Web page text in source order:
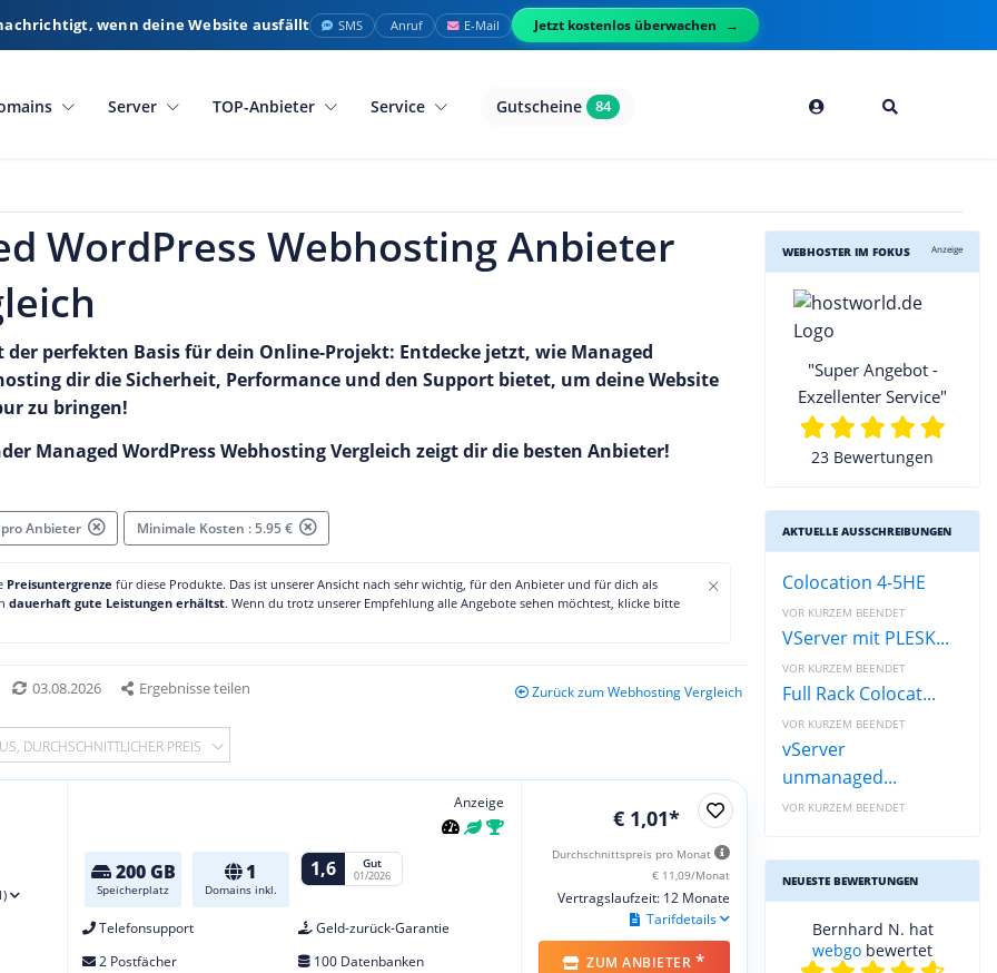
wenn deine Website ausfällt SMS Anruf E-Mail Jetzt kostenlos überwachen
Server TOP-Anbieter Service Gutscheine 84
WordPress Webhosting Anbieter
perfekten Basis für dein Online-Projekt: Entdecke jetzt, wie Managed
dir die Sicherheit, Performance und den Support bietet, um deine Website
zu bringen!
Managed WordPress Webhosting Vergleich zeigt dir die besten Anbieter!
Anbieter Minimale Kosten : 5.95 €
×
Preisuntergrenze für diese Produkte. Das ist unserer Ansicht nach sehr wichtig, für den Anbieter und für dich als
dauerhaft gute Leistungen erhältst. Wenn du trotz unserer Empfehlung alle Angebote sehen möchtest, klicke bitte
03.08.2026 Ergebnisse teilen Zurück zum Webhosting Vergleich
DURCHSCHNITTLICHER PREIS
Anzeige
200 GB
Speicherplatz
1
Domains inkl.
1,6 Gut
01/2026
Telefonsupport
Geld-zurück-Garantie
2 Postfächer
100 Datenbanken
€ 1,01*
Durchschnittspreis pro Monat
€ 11,09/Monat
Vertragslaufzeit: 12 Monate
Tarifdetails
ZUM ANBIETER *
WEBHOSTER IM FOKUS Anzeige
"Super Angebot -
Exzellenter Service"
23 Bewertungen
AKTUELLE AUSSCHREIBUNGEN
Colocation 4-5HE
VOR KURZEM BEENDET
VServer mit PLESK...
VOR KURZEM BEENDET
Full Rack Colocat...
VOR KURZEM BEENDET
vServer
unmanaged...
VOR KURZEM BEENDET
NEUESTE BEWERTUNGEN
Bernhard N. hat
webgo bewertet